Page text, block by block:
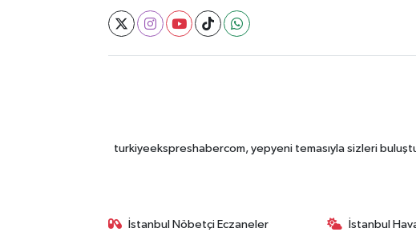
turkiyeekspreshabercom, yepyeni temasıyla sizleri
İstanbul Nöbetçi Eczaneler İstanbul